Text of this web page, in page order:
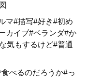
マ#描写#好き#初め
カイブ#ベランダ#か
気もするけど#普通
べるのだろうか#っ